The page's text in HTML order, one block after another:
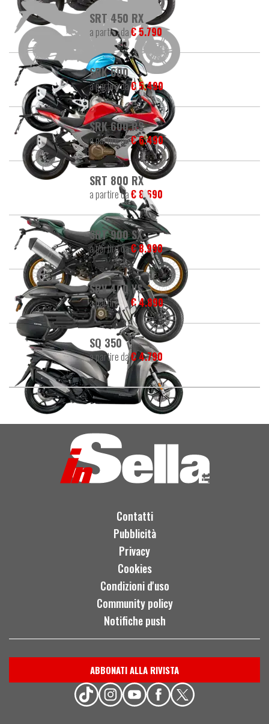
SRT 450 RX
a partire da€ 5.790
SRK 600
a partire da€ 5.490
SRK 600 RS
a partire da€ 6.490
SRT 800 RX
a partire da€ 8.690
SRT 900 SX
a partire da€ 8.990
SRV 400 VS
a partire da€ 4.890
SQ 350
a partire da€ 4.790
Contatti
Pubblicità
Privacy
Cookies
Condizioni d'uso
Community policy
Notifiche push
ABBONATI ALLA RIVISTA